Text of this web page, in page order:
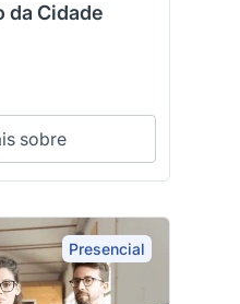
da Cidade
sobre
Presencial